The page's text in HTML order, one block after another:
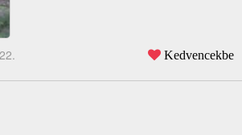
Kedvencekbe